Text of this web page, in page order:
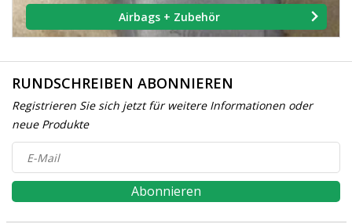
Airbags + Zubehör
RUNDSCHREIBEN ABONNIEREN
Registrieren Sie sich jetzt für weitere Informationen oder
neue Produkte
Abonnieren